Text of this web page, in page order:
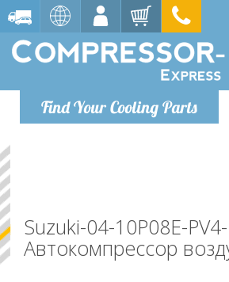
Find Your Cooling Parts
Suzuki-04-10P08E-
Автокомпрессор